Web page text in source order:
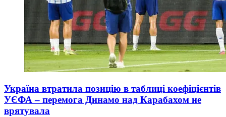
Україна втратила позицію в таблиці коефіцієнтів
УЄФА – перемога Динамо над Карабахом не
врятувала